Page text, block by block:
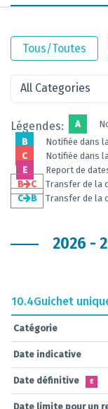
Tous/Toutes
All Categories
Légendes: A
B
Notifiée dans
C
Notifiée dans
E
Report de
B
C
Transfer de la
C
B Transfer de la
2026 -
10.4Guichet
Catégorie
Date indicative
Date définitive E
Date limite pour un